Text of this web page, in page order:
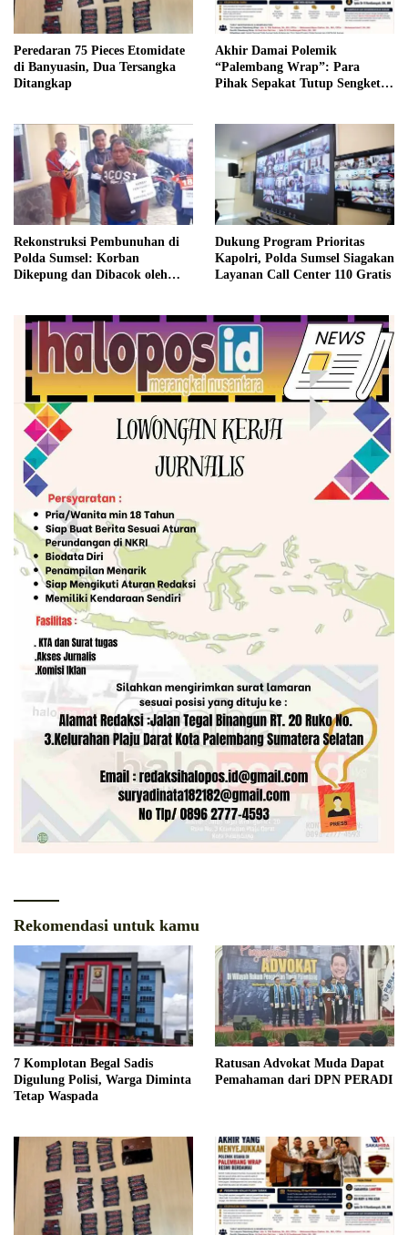
Peredaran 75 Pieces Etomidate
di Banyuasin, Dua Tersangka
Ditangkap
Akhir Damai Polemik
“Palembang Wrap”: Para
Pihak Sepakat Tutup Sengketa
Rekonstruksi Pembunuhan di
Polda Sumsel: Korban
Dikepung dan Dibacok oleh
Dukung Program Prioritas
Kapolri, Polda Sumsel Siagakan
Layanan Call Center 110 Gratis
Rekomendasi untuk kamu
7 Komplotan Begal Sadis
Digulung Polisi, Warga Diminta
Tetap Waspada
Ratusan Advokat Muda Dapat
Pemahaman dari DPN PERADI